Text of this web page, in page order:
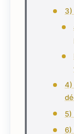
3)
4)
5)
6)